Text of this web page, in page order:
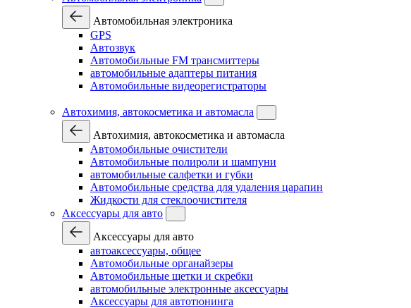
Автомобильная электроника
GPS
Автозвук
Автомобильные FM трансмиттеры
автомобильные адаптеры питания
Автомобильные видеорегистраторы
Автохимия, автокосметика и автомасла
Автохимия, автокосметика и автомасла
Автомобильные очистители
Автомобильные полироли и шампуни
автомобильные салфетки и губки
Автомобильные средства для удаления царапин
Жидкости для стеклоочистителя
Аксессуары для авто
Аксессуары для авто
автоаксессуары, общее
Автомобильные органайзеры
Автомобильные щетки и скребки
автомобильные электронные аксессуары
Аксессуары для автотюнинга